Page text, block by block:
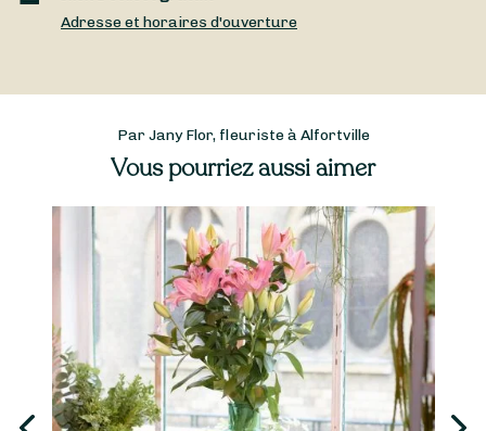
Adresse et horaires d'ouverture
Par Jany Flor, fleuriste à Alfortville
Vous pourriez aussi aimer